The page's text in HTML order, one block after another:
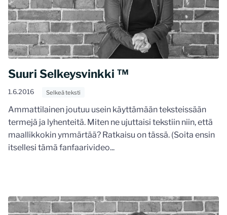
Suuri Selkeysvinkki ™
1.6.2016 Selkeä teksti
Ammattilainen joutuu usein käyttämään teksteissään
termejä ja lyhenteitä. Miten ne ujuttaisi tekstiin niin, että
maallikkokin ymmärtää? Ratkaisu on tässä. (Soita ensin
itsellesi tämä fanfaarivideo...